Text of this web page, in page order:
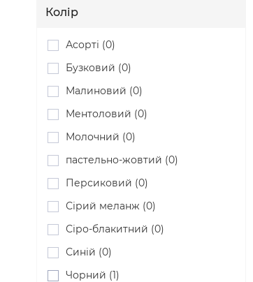
Колір
Асорті (0)
Бузковий (0)
Малиновий (0)
Ментоловий (0)
Молочний (0)
пастельно-жовтий (0)
Персиковий (0)
Сірий меланж (0)
Сіро-блакитний (0)
Синій (0)
Чорний (1)